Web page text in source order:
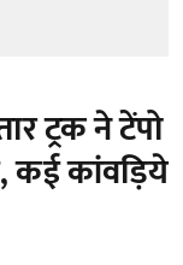
ट्रक ने टेंपो
कई कांवड़िये